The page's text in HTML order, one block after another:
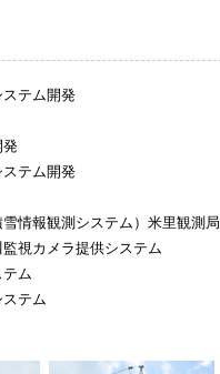
ステム開発
発
テム開発
情報観測システム）米里観測局
視カメラ提供システム
ム
テム